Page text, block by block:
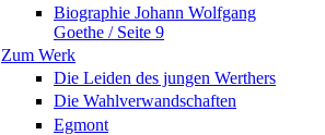
Biographie Johann Wolfgang
Goethe / Seite 9
Zum Werk
Die Leiden des jungen Werthers
Die Wahlverwandschaften
Egmont